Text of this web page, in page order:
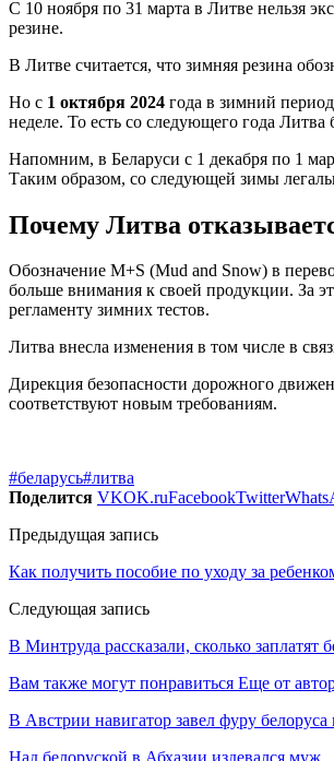
С 10 ноября по 31 марта в Литве нельзя
резине.
В Литве считается, что зимняя резина
Но с 1 октября 2024 года в зимний
неделе. То есть со следующего года
Напомним, в Беларуси с 1 декабря по 1
Таким образом, со следующей зимы
Почему Литва
Обозначение М+S (Mud and Snow) в
больше внимания к своей продукции. За
регламенту зимних тестов.
Литва внесла изменения в том числе в
Дирекция безопасности дорожного
соответствуют новым требованиям.
#беларусь#литва
Поделится VKOK.ruFacebookTwitter
Предыдущая запись
Как получить пособие по уходу за
Следующая запись
В Минтруда рассказали, сколько
Вам также могут понравиться Еще от
В Австрии навигатор завел фуру